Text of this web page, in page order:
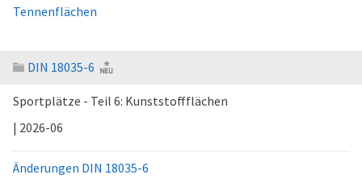
Tennenflächen
DIN 18035-6
Sportplätze - Teil 6: Kunststoffflächen
| 2026-06
Änderungen DIN 18035-6